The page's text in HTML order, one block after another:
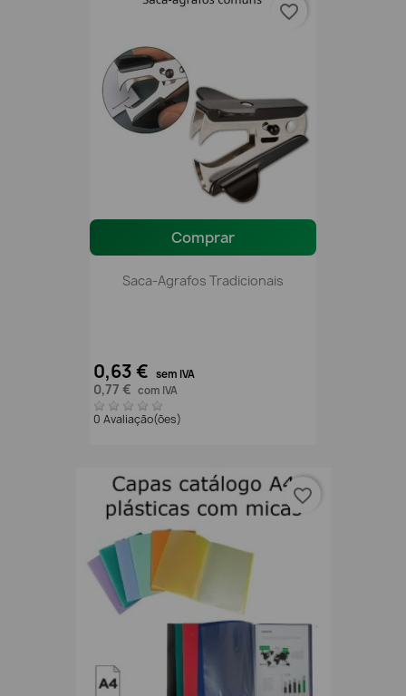
Comprar
Saca-Agrafos Tradicionais
0,63 € sem IVA
0,77 € com IVA
0 Avaliação(ões)
favorite_border
favorite_border